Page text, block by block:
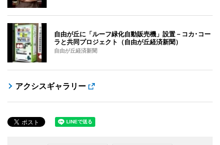
自由が丘に「ルーフ緑化自動販売機」設置－コカ･コー
ラと共同プロジェクト（自由が丘経済新聞）
自由が丘経済新聞
アクシスギャラリー